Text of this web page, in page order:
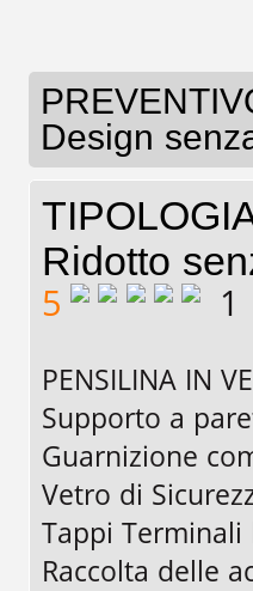
Design
Ridotto
5 1
PENSILINA IN
Supporto a
Guarnizione
Vetro di
Tappi
Raccolta delle